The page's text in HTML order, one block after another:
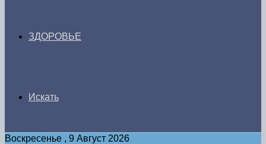
ЗДОРОВЬЕ
Искать
Воскресенье , 9 Август 2026